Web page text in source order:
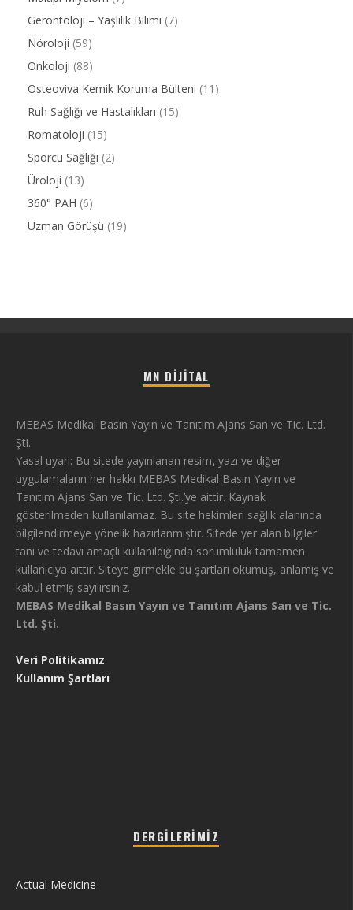
Gerontoloji – Yaşlılık Bilimi (7)
Nöroloji (59)
Onkoloji (88)
Osteoviva Kemik Koruma Bülteni (11)
Ruh Sağlığı ve Hastalıkları (15)
Romatoloji (15)
Sporcu Sağlığı (2)
Üroloji (13)
360° PAH (6)
Uzman Görüşü (19)
MN DIJITAL
MEBAS Medikal Basın Yayın ve Tanıtım Ajans San ve Tic. Ltd.
Şti.
Yasal uyarı: Bu sitede yayınlanan resim, yazı ve diğer
uygulamaların her hakkı MEBAS Medikal Basın Yayın ve
Tanıtım Ajans San ve Tic. Ltd. Şti.’ye aittir. Kaynak
gösterilmeden kullanılamaz. Bu site hekimleri sağlık alanında
bilgilendirmeye yönelik hazırlanmıştır. Sitede yer alan bilgiler
tanı ve tedavi amaçlı kullanıldığında sorumluluk tamamen
kullanıcıya aittir. Siteye girmekle bu şartları okumuş, anlamış ve
kabul etmiş sayılırsınız.
MEBAS Medikal Basın Yayın ve Tanıtım Ajans San ve Tic.
Ltd. Şti.
Veri Politikamız
Kullanım Şartları
DERGILERIMIZ
Actual Medicine